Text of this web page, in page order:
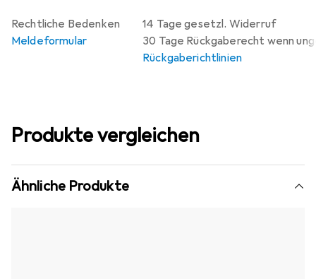
14 Tage gesetzl. Widerruf
30 Tage Rückgaberecht wenn
Rückgaberichtlinien
Rechtliche Bedenken
Meldeformular
Produkte vergleichen
Ähnliche Produkte